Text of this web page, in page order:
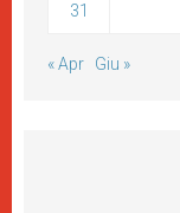
31
« Apr Giu »